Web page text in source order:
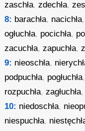
zaschła,zdechła,
8: barachła, nacichła,
ogłuchła, pocichła,
zacuchła,zapuchła,
9: nieoschła,
podpuchła, pogłuchła,
rozpuchła,zagłuchła,
10: niedoschła,
niespuchła,